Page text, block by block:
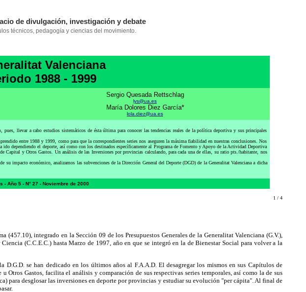
Valenciana
1988 - 1999
Sergio Quesada Rettschlag
lys@ua.es
María Dolores Diez García*
lola.diez@ua.es
llevar a cabo estudios sistemáticos de ésta última para conocer las tendencias reales de la política deportiva y sus principales
entre 1988 y 1999, como para que la correspondientes series nos aseguren la máxima fiabilidad en nuestras conclusiones. Nos
ido dependiendo el deporte, así como con los destinados específicamente al Programa de Fomento y Apoyo de la Actividad Deportiva
Capital y Otros Gastos. Un análisis de las Inversiones por provincias calculando, para cada una de ellas, su ratio pts./habitante, nos
impacto económico, analizamos las subvenciones de la Dirección General del Deporte (DGD) de la Generalitat Valenciana a dicha
- Año 5 - N° 27 - Noviembre de 2000
1 / 4
integrado en la Sección 09 de los Presupuestos Generales de la Generalitat Valenciana (G.V.),
(C.C.E.C.) hasta Marzo de 1997, año en que se integró en la de Bienestar Social para volver a la
se han dedicado en los últimos años al F.A.A.D. El desagregar los mismos en sus Capítulos de
Gastos, facilita el análisis y comparación de sus respectivas series temporales, así como la de sus
para desglosar las inversiones en deporte por provincias y estudiar su evolución "per cápita". Al final de